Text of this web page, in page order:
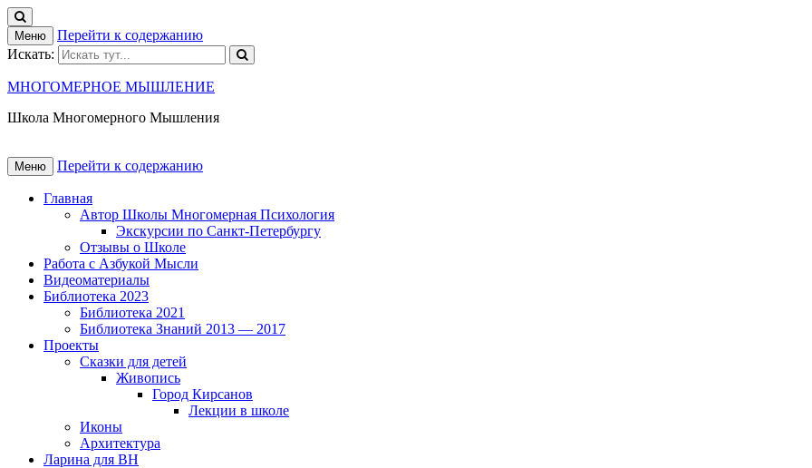
Меню
Перейти к содержанию
Искать:
МНОГОМЕРНОЕ МЫШЛЕНИЕ
Школа Многомерного Мышления
Меню Перейти к содержанию
Главная
Автор Школы Многомерная Психология
Экскурсии по Санкт-Петербургу
Отзывы о Школе
Работа с Азбукой Мысли
Видеоматериалы
Библиотека 2023
Библиотека 2021
Библиотека Знаний 2013 — 2017
Проекты
Сказки для детей
Живопись
Город Кирсанов
Лекции в школе
Иконы
Архитектура
Ларина для ВН